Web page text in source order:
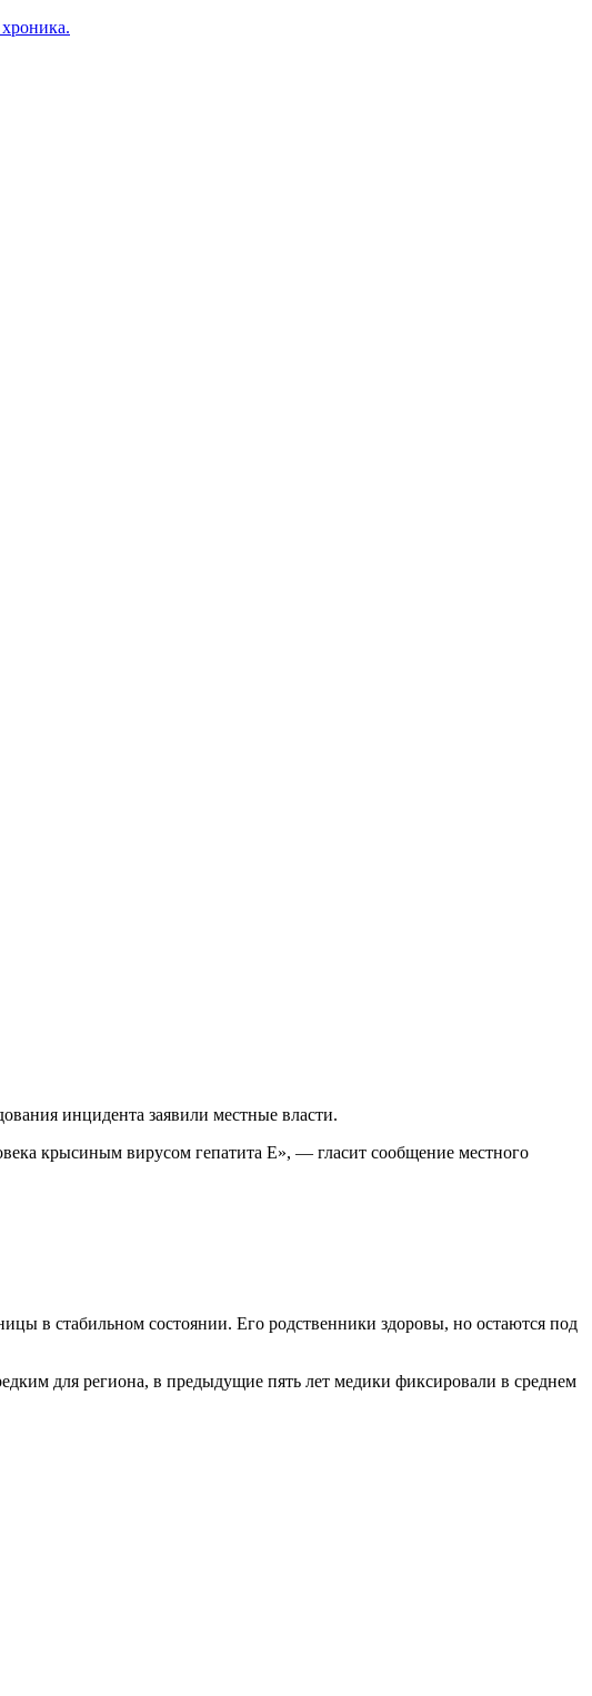
инцидента заявили местные власти.
крысиным вирусом гепатита Е», — гласит сообщение местного
в стабильном состоянии. Его родственники здоровы, но остаются под
для региона, в предыдущие пять лет медики фиксировали в среднем